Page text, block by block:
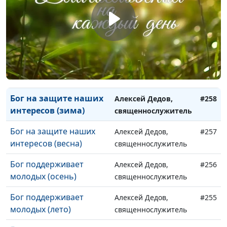
(весна)
священнослужитель
Бог на защите наших
интересов (осень)
Алексей Дедов,
священнослужитель
#260
Бог на защите наших
интересов (лето)
Алексей Дедов,
священнослужитель
#259
Бог на защите наших
интересов (зима)
Алексей Дедов,
священнослужитель
#258
Бог на защите наших
интересов (весна)
Алексей Дедов,
священнослужитель
#257
Бог поддерживает
молодых (осень)
Алексей Дедов,
священнослужитель
#256
Бог поддерживает
молодых (лето)
Алексей Дедов,
священнослужитель
#255